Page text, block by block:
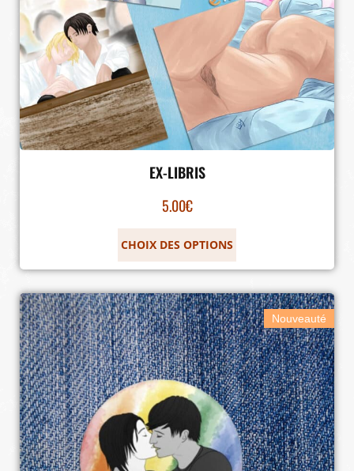
EX-LIBRIS
5.00€
CHOIX DES OPTIONS
Nouveauté